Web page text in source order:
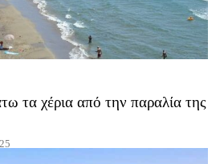
χέρια από την παραλία της